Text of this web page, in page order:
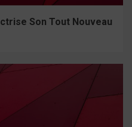
Son Tout Nouveau